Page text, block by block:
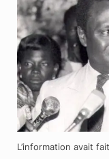
L’information avait